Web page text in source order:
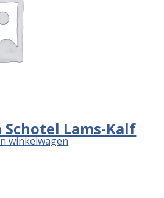
Schotel Lams-Kalf
winkelwagen